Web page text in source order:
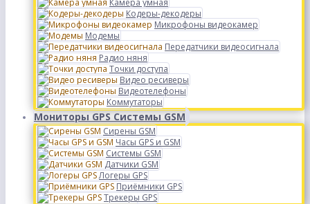
Камера умная
Кодеры-декодеры
Микрофоны видеокамер
Модемы
Передатчики видеосигнала
Радио няня
Точки доступа
Видео ресиверы
Видеотелефоны
Коммутаторы
Мониторы GPS Системы GSM
Сирены GSM
Часы GPS и GSM
Системы GSM
Датчики GSM
Логеры GPS
Приёмники GPS
Трекеры GPS